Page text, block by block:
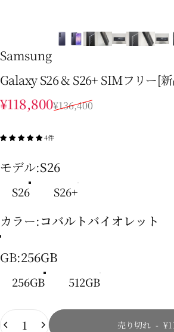
Samsung
Galaxy S26 & S26+ SIMフリー[
販売価格
¥118,800
通常価格¥136,400
4件
モデル
モデル:S26
S26 S26+
カラー
カラー:コバルトバイオレット
GB
GB:256GB
256GB 512GB
数量 売り切れ -